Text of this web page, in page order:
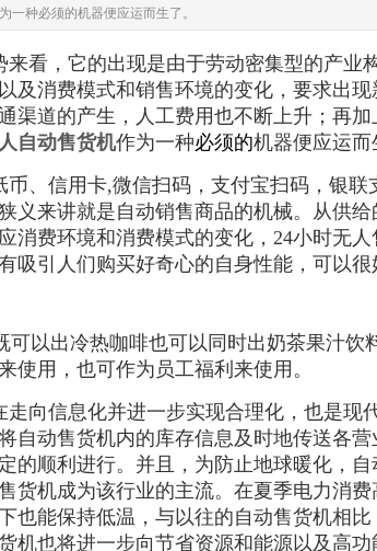
一种必须的机器便应运而生了。
来看，它的出现是由于劳动密集型的产业
及消费模式和销售环境的变化，要求出
渠道的产生，人工费用也不断上升；再
自动售货机作为一种必须的机器便应运而
币、信用卡,微信扫码，支付宝扫码，银
义来讲就是自动销售商品的机械。从供
消费环境和消费模式的变化，24小时无
吸引人们购买好奇心的自身性能，可以
可以出冷热咖啡也可以同时出奶茶果汁饮
使用，也可作为员工福利来使用。
走向信息化并进一步实现合理化，也是现
自动售货机内的库存信息及时地传送各
的顺利进行。并且，为防止地球暖化，
货机成为该行业的主流。在夏季电力消
也能保持低温，与以往的自动售货机相比
机也将进一步向节省资源和能源以及高功